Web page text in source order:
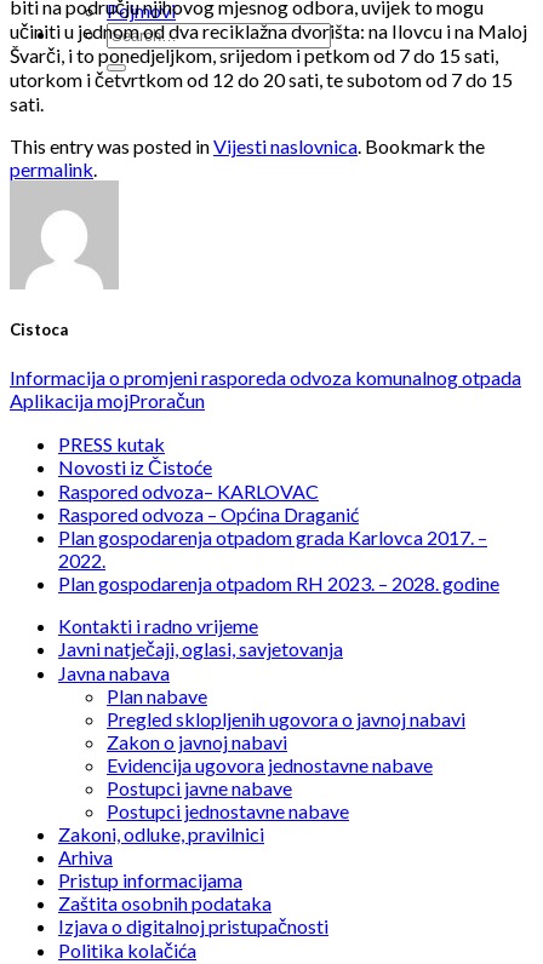
Pojmovi
biti na području njihovog mjesnog odbora, uvijek to mogu
učiniti u jednom od dva reciklažna dvorišta: na Ilovcu i na Maloj
Švarči, i to ponedjeljkom, srijedom i petkom od 7 do 15 sati,
utorkom i četvrtkom od 12 do 20 sati, te subotom od 7 do 15
sati.
This entry was posted inVijesti naslovnica. Bookmark the
permalink.
Cistoca
Informacija o promjeni rasporeda odvoza komunalnog otpada
Aplikacija mojProračun
PRESS kutak
Novosti iz Čistoće
Raspored odvoza– KARLOVAC
Raspored odvoza – Općina Draganić
Plan gospodarenja otpadom grada Karlovca 2017. –
2022.
Plan gospodarenja otpadom RH 2023. – 2028. godine
Kontakti i radno vrijeme
Javni natječaji, oglasi, savjetovanja
Javna nabava
Plan nabave
Pregled sklopljenih ugovora o javnoj nabavi
Zakon o javnoj nabavi
Evidencija ugovora jednostavne nabave
Postupci javne nabave
Postupci jednostavne nabave
Zakoni, odluke, pravilnici
Arhiva
Pristup informacijama
Zaštita osobnih podataka
Izjava o digitalnoj pristupačnosti
Politika kolačića